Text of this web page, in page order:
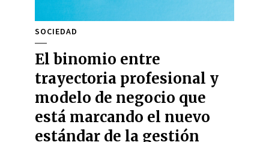
SOCIEDAD
El binomio entre
trayectoria profesional y
modelo de negocio que
está marcando el nuevo
estándar de la gestión